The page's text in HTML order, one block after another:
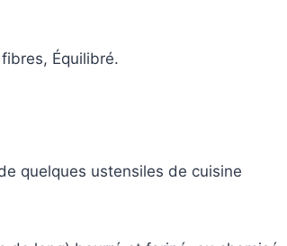
Équilibré.
quelques ustensiles de cuisine